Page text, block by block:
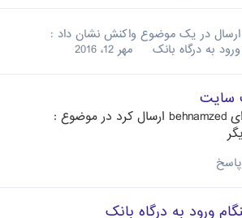
در یک موضوع واکنش نشان داد :
به درگاه بانک
مهر 12، 2016
سایت
behnamzed ارسال کرد در موضوع :
ورود به درگاه بانک